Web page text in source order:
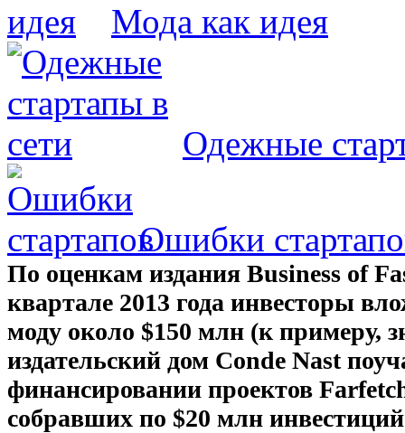
Мода как идея
Одежные
Ошибки
По оценкам издания Business of
квартале 2013 года инвесторы
моду около $150 млн (к примеру,
издательский дом Conde Nast
финансировании проектов
собравших по $20 млн